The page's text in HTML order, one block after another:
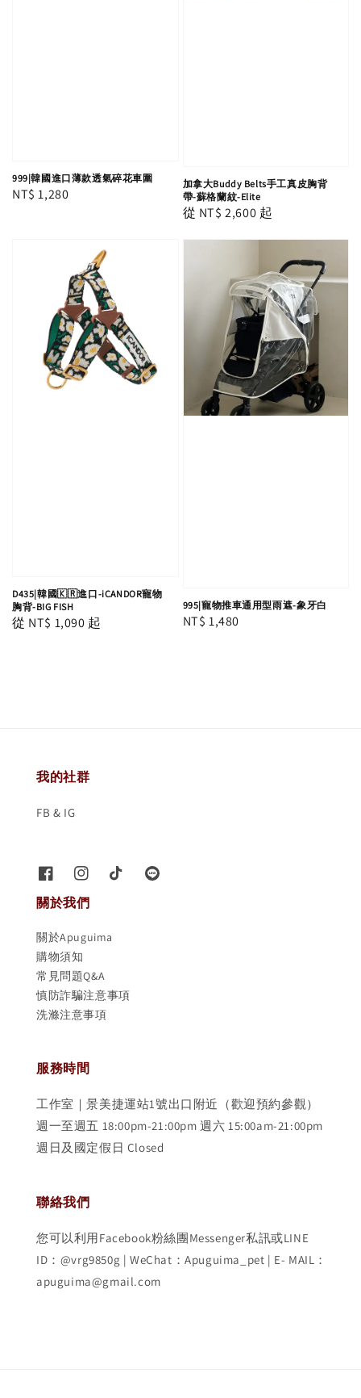
999|韓國進口薄款透氣碎花車圍
Regular
NT$ 1,280
加拿大Buddy Belts手工真皮胸背
帶-蘇格蘭紋-Elite
Regular
從 NT$ 2,600 起
D435|韓國🇰🇷進口-iCANDOR寵物
胸背-BIG FISH
Regular
從 NT$ 1,090 起
995|寵物推車通用型雨遮-象牙白
Regular
NT$ 1,480
我的社群
FB & IG
關於我們
關於Apuguima
購物須知
常見問題Q&A
慎防詐騙注意事項
洗滌注意事項
服務時間
工作室｜景美捷運站1號出口附近（歡迎預約參觀）
週一至週五 18:00pm-21:00pm 週六 15:00am-21:00pm
週日及國定假日 Closed
聯絡我們
您可以利用Facebook粉絲團Messenger私訊或LINE
ID：@vrg9850g | WeChat：Apuguima_pet | E- MAIL：
apuguima@gmail.com